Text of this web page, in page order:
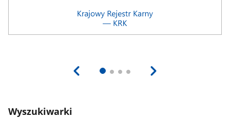
Wyszukiwarki